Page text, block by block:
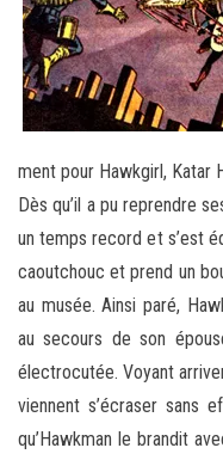
ment pour Hawkgirl, Katar
Dès qu’il a pu reprendre
un temps record et s’est
caoutchouc et prend un
au musée. Ainsi paré,
au secours de son
électrocutée. Voyant
viennent s’écraser sans
qu’Hawkman le brandit